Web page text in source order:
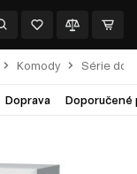
Komody Série do
Doprava Doporučené